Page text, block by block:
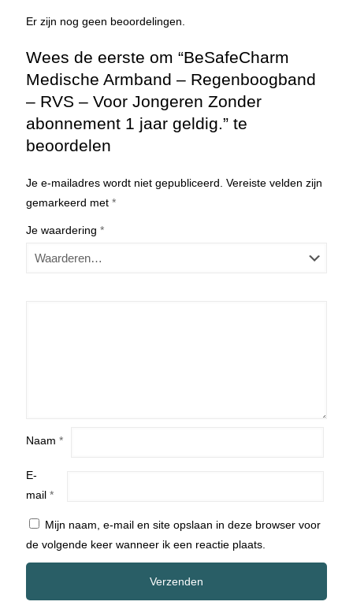
Er zijn nog geen beoordelingen.
Wees de eerste om “BeSafeCharm
Medische Armband – Regenboogband
– RVS – Voor Jongeren Zonder
abonnement 1 jaar geldig.” te
beoordelen
Je e-mailadres wordt niet gepubliceerd. Vereiste velden zijn
gemarkeerd met *
Je waardering *
Naam *
E-
mail *
Mijn naam, e-mail en site opslaan in deze browser voor
de volgende keer wanneer ik een reactie plaats.